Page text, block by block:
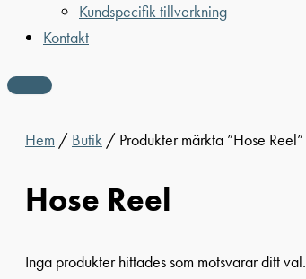
Kundspecifik tillverkning
Kontakt
Hem / Butik / Produkter märkta ”Hose Reel”
Hose Reel
Inga produkter hittades som motsvarar ditt val.